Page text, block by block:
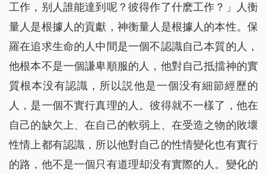
工作，别人誰能達到呢？彼得作了什麽工作？」人衡
量人是根據人的貢獻，神衡量人是根據人的本性。保
羅在追求生命的人中間是一個不認識自己本質的人，
他根本不是一個謙卑順服的人，他對自己抵擋神的實
質根本没有認識，所以説他是一個没有細節經歷的
人，是一個不實行真理的人。彼得就不一樣了，他在
自己的缺欠上、在自己的軟弱上、在受造之物的敗壞
性情上都有認識，所以他對自己的性情變化也有實行
的路，他不是一個只有道理却没有實際的人。變化的